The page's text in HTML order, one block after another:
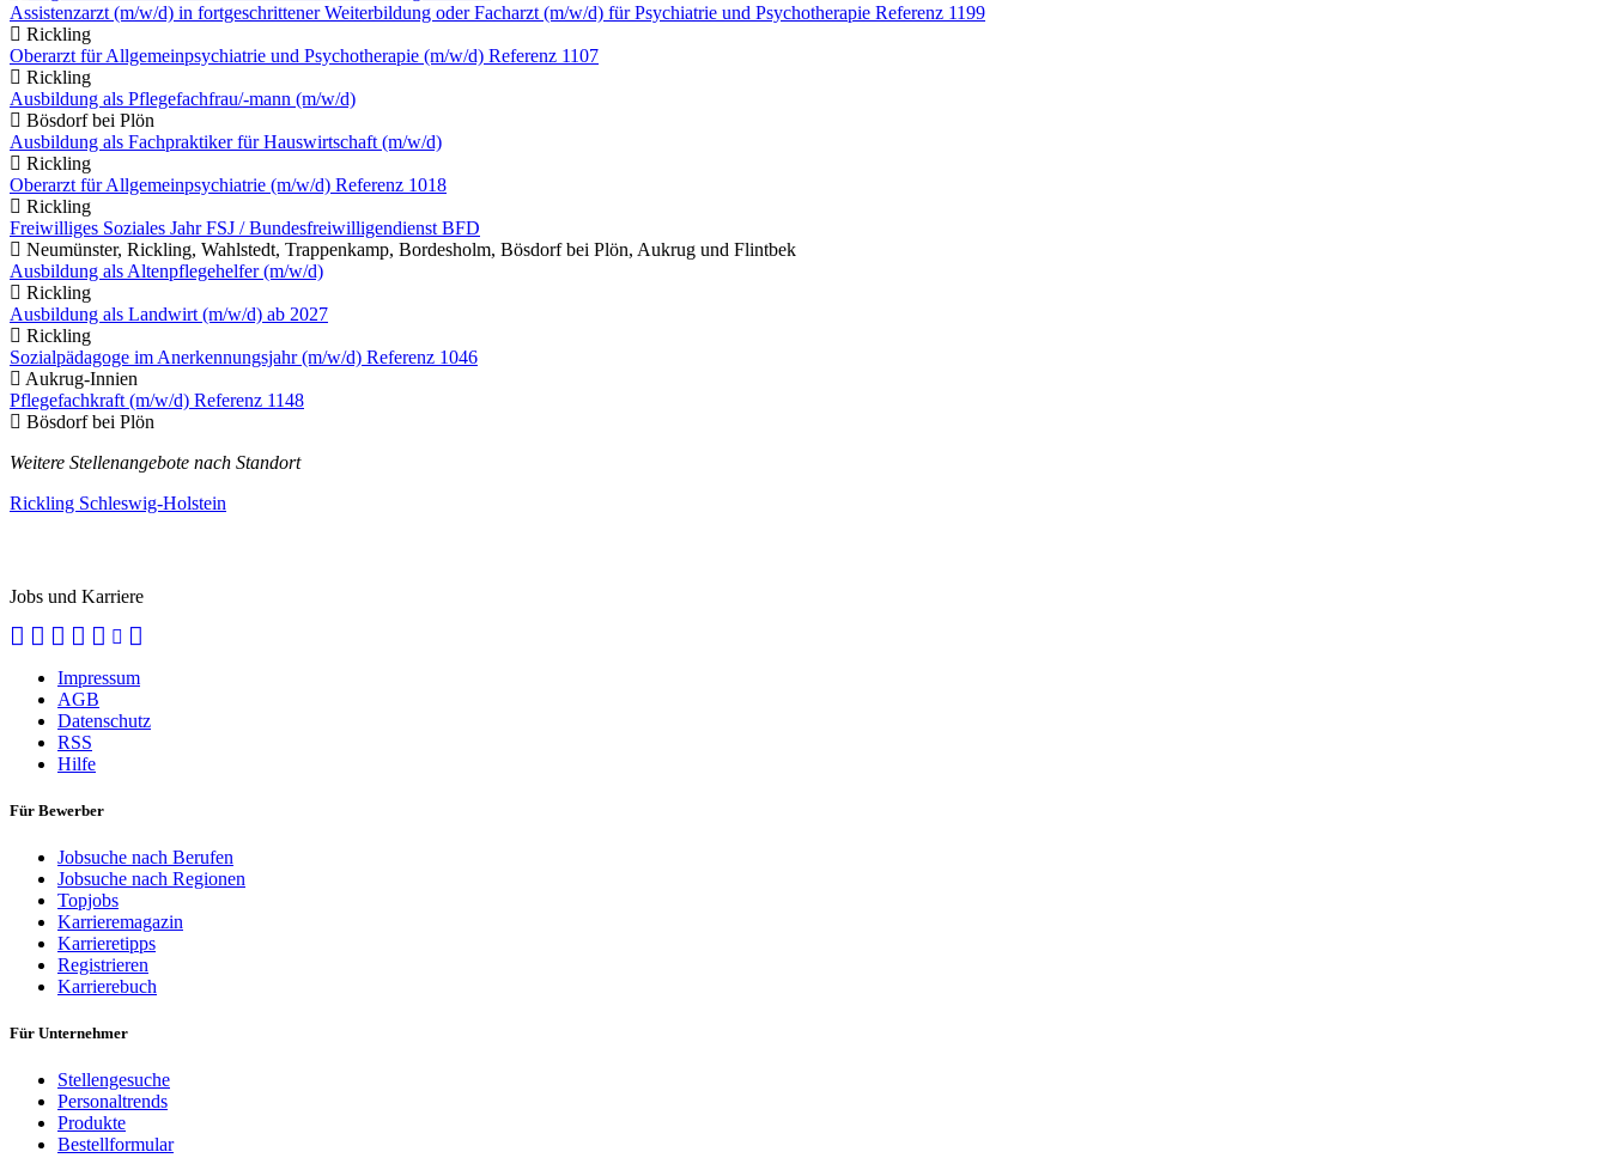
Assistenzarzt (m/w/d) in fortgeschrittener Weiterbildung oder Facharzt (m/w/d) für Psychiatrie und Psychotherapie Referenz 1199
Rickling
Oberarzt für Allgemeinpsychiatrie und Psychotherapie (m/w/d) Referenz 1107
Rickling
Ausbildung als Pflegefachfrau/-mann (m/w/d)
Bösdorf bei Plön
Ausbildung als Fachpraktiker für Hauswirtschaft (m/w/d)
Rickling
Oberarzt für Allgemeinpsychiatrie (m/w/d) Referenz 1018
Rickling
Freiwilliges Soziales Jahr FSJ / Bundesfreiwilligendienst BFD
Neumünster, Rickling, Wahlstedt, Trappenkamp, Bordesholm, Bösdorf bei Plön, Aukrug und Flintbek
Ausbildung als Altenpflegehelfer (m/w/d)
Rickling
Ausbildung als Landwirt (m/w/d) ab 2027
Rickling
Sozialpädagoge im Anerkennungsjahr (m/w/d) Referenz 1046
Aukrug-Innien
Pflegefachkraft (m/w/d) Referenz 1148
Bösdorf bei Plön
Weitere Stellenangebote nach Standort
Rickling Schleswig-Holstein
Jobs und Karriere
Impressum
AGB
Datenschutz
RSS
Hilfe
Für Bewerber
Jobsuche nach Berufen
Jobsuche nach Regionen
Topjobs
Karrieremagazin
Karrieretipps
Registrieren
Karrierebuch
Für Unternehmer
Stellengesuche
Personaltrends
Produkte
Bestellformular